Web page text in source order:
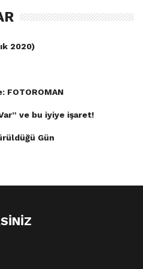
Demizu /
ve üstü
bir gün korkunç
onlar iblis ben-
üzere yetiştirilen ve
artan ürünlerdir.
2020)
FOTOROMAN
ve bu iyiye işaret!
Gün